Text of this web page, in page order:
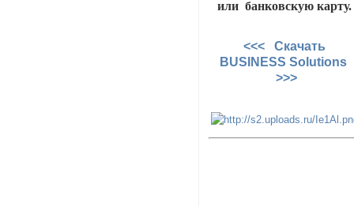
или банковскую карту.
<<< Скачать
BUSINESS Solutions
>>>